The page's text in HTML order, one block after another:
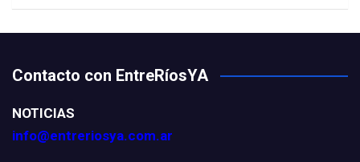
Contacto con EntreRíosYA
NOTICIAS
info@entreriosya.com.ar